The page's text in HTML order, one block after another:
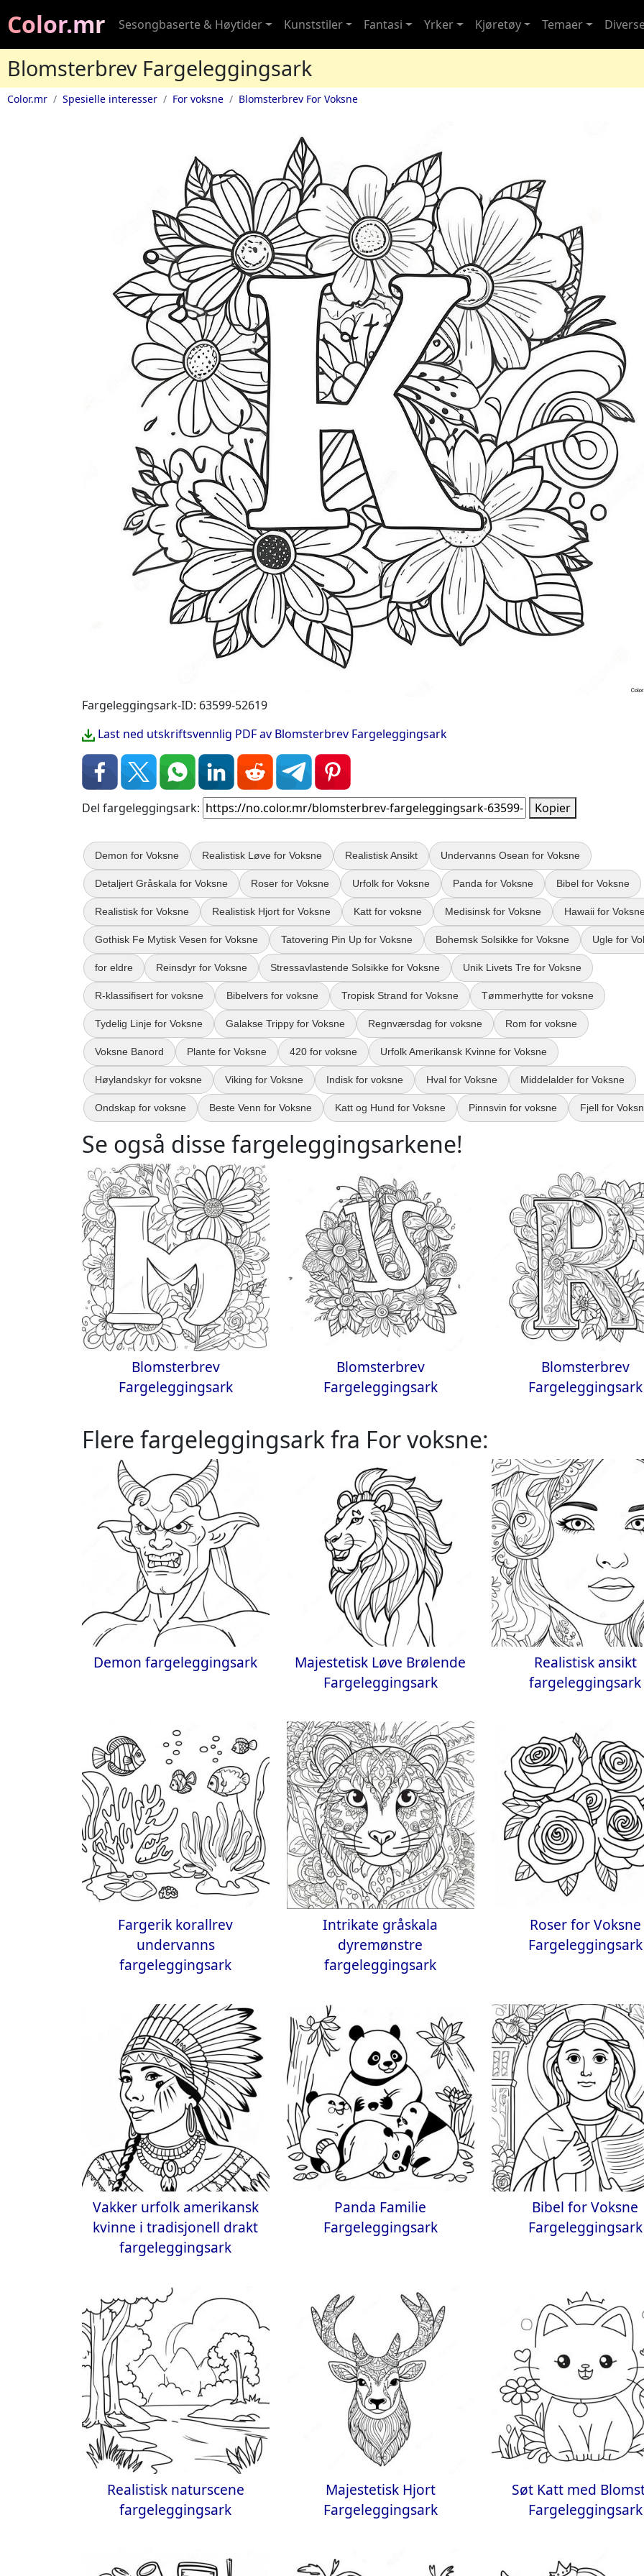
Color.mr Sesongbaserte & Høytider Kunststiler Fantasi Yrker Kjøretøy Temaer
Blomsterbrev Fargeleggingsark
Color.mr Spesielle interesser For voksne Blomsterbrev For Voksne
Fargeleggingsark-ID: 63599-52619
Last ned utskriftsvennlig PDF av Blomsterbrev Fargeleggingsark
Del fargeleggingsark: Kopier
Demon for Voksne Realistisk Løve for Voksne Realistisk Ansikt Undervanns Osean for Voksne
Detaljert Gråskala for Voksne Roser for Voksne Urfolk for Voksne Panda for Voksne Bibel for Voksne
Realistisk for Voksne Realistisk Hjort for Voksne Katt for voksne Medisinsk for Voksne Hawaii for
Gothisk Fe Mytisk Vesen for Voksne Tatovering Pin Up for Voksne Bohemsk Solsikke for Voksne Ugle for
for eldre Reinsdyr for Voksne Stressavlastende Solsikke for Voksne Unik Livets Tre for Voksne
R-klassifisert for voksne Bibelvers for voksne Tropisk Strand for Voksne Tømmerhytte for voksne
Tydelig Linje for Voksne Galakse Trippy for Voksne Regnværsdag for voksne Rom for voksne
Voksne Banord Plante for Voksne 420 for voksne Urfolk Amerikansk Kvinne for Voksne
Høylandskyr for voksne Viking for Voksne Indisk for voksne Hval for Voksne Middelalder for Voksne
Ondskap for voksne Beste Venn for Voksne Katt og Hund for Voksne Pinnsvin for voksne Fjell for
Se også disse fargeleggingsarkene!
Blomsterbrev
Fargeleggingsark
Blomsterbrev
Fargeleggingsark
Blomsterbrev
Fargeleggingsark
Flere fargeleggingsark fra For voksne:
Demon fargeleggingsark
Majestetisk Løve Brølende
Fargeleggingsark
Realistisk ansikt
fargeleggingsark
Fargerik korallrev
undervanns
fargeleggingsark
Intrikate gråskala
dyremønstre
fargeleggingsark
Roser for Voksne
Fargeleggingsark
Vakker urfolk amerikansk
kvinne i tradisjonell drakt
fargeleggingsark
Panda Familie
Fargeleggingsark
Bibel for Voksne
Fargeleggingsark
Realistisk naturscene
fargeleggingsark
Majestetisk Hjort
Fargeleggingsark
Søt Katt med
Fargeleggingsark